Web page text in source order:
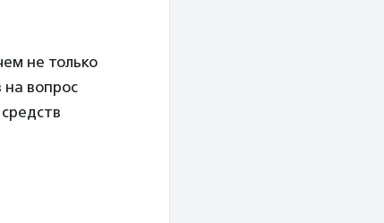
не только
на вопрос